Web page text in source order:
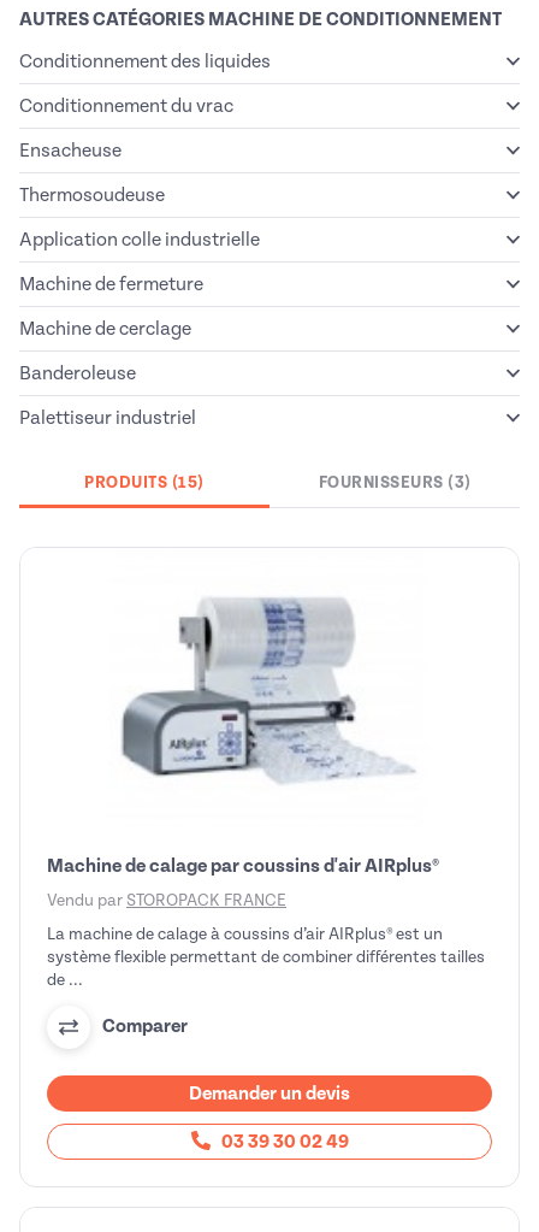
AUTRES CATÉGORIES MACHINE DE CONDITIONNEMENT
Conditionnement des liquides
Conditionnement du vrac
Ensacheuse
Thermosoudeuse
Application colle industrielle
Machine de fermeture
Machine de cerclage
Banderoleuse
Palettiseur industriel
PRODUITS (15) FOURNISSEURS (3)
Machine de calage par coussins d'air AIRplus®
Vendu par STOROPACK FRANCE
La machine de calage à coussins d’air AIRplus® est un
système flexible permettant de combiner différentes tailles
de ...
Comparer
Demander un devis
03 39 30 02 49